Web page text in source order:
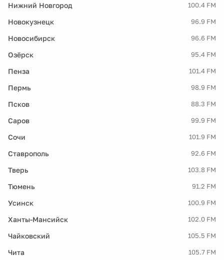
Нижний Новгород 100.4 FM
Новокузнецк 96.9 FM
Новосибирск 96.6 FM
Озёрск 95.4 FM
Пенза 101.4 FM
Пермь 98.9 FM
Псков 88.3 FM
Саров 99.9 FM
Сочи 101.9 FM
Ставрополь 92.6 FM
Тверь 103.8 FM
Тюмень 91.2 FM
Усинск 100.9 FM
Ханты-Мансийск 102.0 FM
Чайковский 105.5 FM
Чита 105.7 FM